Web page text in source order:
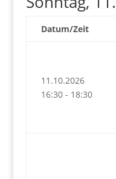
Datum/Zeit
11.10.2026
16:30 - 18:30